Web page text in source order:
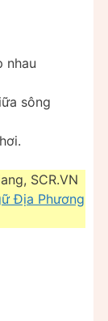
nhau
sông
SCR.VN
Địa Phương